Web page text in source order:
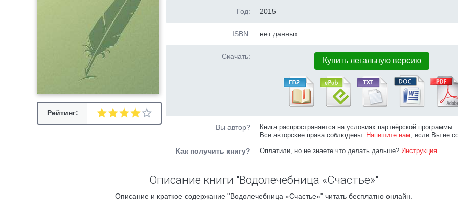
Рейтинг:
Год: 2015
ISBN: нет данных
Скачать: Купить легальную версию
Вы автор?
Книга распространяется на условиях партнёрской программы.
Все авторские права соблюдены. Напишите нам, если Вы не
Как получить книгу? Оплатили, но не знаете что делать дальше? Инструкция.
Описание книги "Водолечебница «Счастье»"
Описание и краткое содержание "Водолечебница «Счастье»" читать бесплатно онлайн.